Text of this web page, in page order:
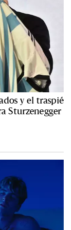
y el traspié
Sturzenegger